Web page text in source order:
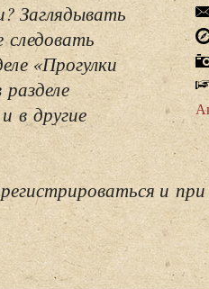
Заглядывать
следовать
«Прогулки
в другие
и при